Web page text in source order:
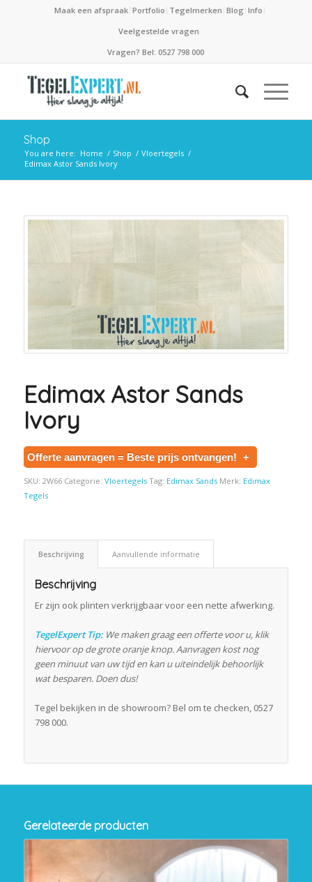
Maak een afspraak Portfolio Tegelmerken Blog Info
Veelgestelde vragen
Vragen? Bel: 0527 798 000
Shop
You are here: Home / Shop / Vloertegels /
Edimax Astor Sands Ivory
Edimax Astor Sands
Ivory
Offerte aanvragen = Beste prijs ontvangen! +
SKU: 2W66 Categorie: Vloertegels Tag: Edimax Sands Merk: Edimax
Tegels
Beschrijving Aanvullende informatie
Beschrijving
Er zijn ook plinten verkrijgbaar voor een nette afwerking.
TegelExpert Tip:We maken graag een offerte voor u, klik
hiervoor op de grote oranje knop. Aanvragen kost nog
geen minuut van uw tijd en kan u uiteindelijk behoorlijk
wat besparen. Doen dus!
Tegel bekijken in de showroom? Bel om te checken, 0527
798 000.
Gerelateerde producten